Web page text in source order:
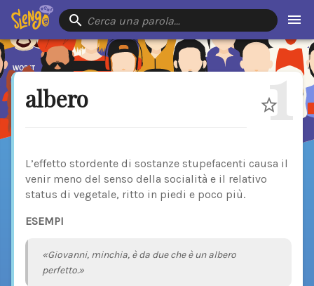
Cerca una parola…
albero 1
L’effetto stordente di sostanze stupefacenti causa il
venir meno del senso della socialità e il relativo
status di vegetale, ritto in piedi e poco più.
ESEMPI
«Giovanni, minchia, è da due che è un albero
perfetto.»